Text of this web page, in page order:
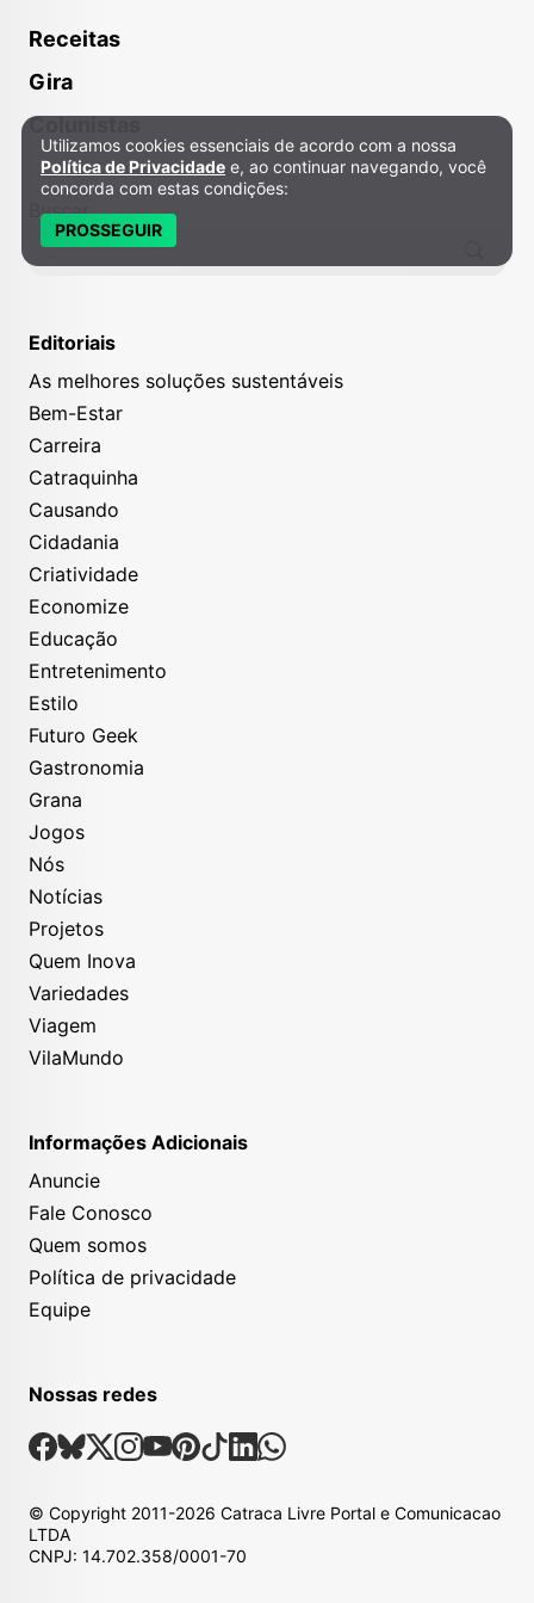
Receitas
Gira
Colunistas
Buscar
Editoriais
As melhores soluções sustentáveis
Bem-Estar
Carreira
Catraquinha
Causando
Cidadania
Criatividade
Economize
Educação
Entretenimento
Estilo
Futuro Geek
Gastronomia
Grana
Jogos
Nós
Notícias
Projetos
Quem Inova
Variedades
Viagem
VilaMundo
Informações Adicionais
Anuncie
Fale Conosco
Quem somos
Política de privacidade
Equipe
Nossas redes
Nossas Redes Sociais
Facebook
Bsky
X Instagram
Youtube
Pinterest
TiktokLinkedin
Whatsapp
© Copyright 2011-2026 Catraca Livre Portal e Comunicacao
LTDA
CNPJ: 14.702.358/0001-70
Política de Privacidade e Cookies
Utilizamos cookies essenciais de acordo com a nossa
Política de Privacidade e, ao continuar navegando, você
concorda com estas condições:
PROSSEGUIR